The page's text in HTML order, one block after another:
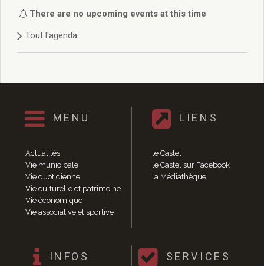
Délibérations 2021
Délibérations 2020
Délibérations 2019
Délibérations 2018
Délibérations 2014
Délibérations 2013
Délibérations 2011
Délibérations 2010
Délibérations 2009
Délibérations 2008
Agenda réunions publiques
Marchés publics
Vie quotidienne
There are no upcoming events at this time
Tout l'agenda
MENU
Actualités
Vie municipale
Vie quotidienne
Vie culturelle et patrimoine
Vie économique
Vie associative et sportive
LIENS
le Castel
le Castel sur Facebook
la Médiathèque
INFOS SERVICES